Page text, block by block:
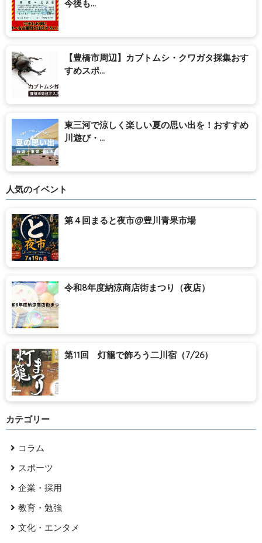
今後も...
【豊橋市周辺】カブトムシ・クワガタ採集おす
すめスポ...
東三河で涼しく楽しい夏の思い出を！おすすめ
川遊び・...
人気のイベント
第４回まると夜市@豊川青果市場
令和8年度納涼商店街まつり（夜店）
第11回 灯籠で飾ろう二川宿（7/26）
カテゴリー
コラム
スポーツ
企業・採用
教育・勉強
文化・エンタメ